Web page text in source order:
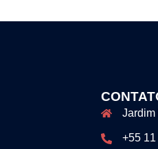
Jardim
+55